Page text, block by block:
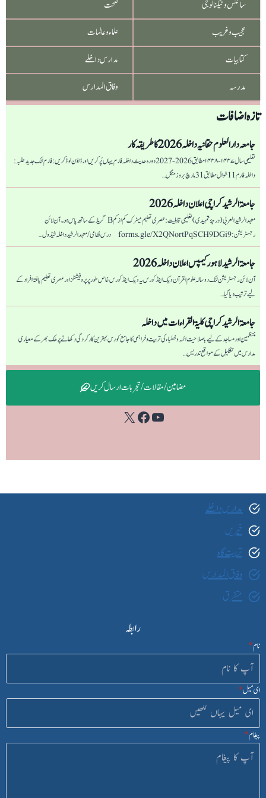
سائنس و ٹیکنالوجی
صحت
عجیب و غریب
علماء و عالمات
کتابیات
مدارس داخلے
مدرسہ
وفاق المدارس
تازہ اضافات
جامعہ دار العلوم حقانیہ داخلہ 2026 کا طریقہ کار
تعلیمی سال ۱۴۴۷-۱۴۴۸ مطابق 2026-2027 دورہ حدیث داخلہ فارم یہاں پُر کریں اور ڈاؤن لوڈ کریں: فارم لنک جدید طلبہ :
داخلہ فارم 11 شوال مطابق 31 مارچ بروز منگل…
جامعۃ الرشید کراچی اعلان داخلہ 2026
معہد الرشید العربی (درجۂ تمہیدی) تعلیمی قابلیت: عصری تعلیم میٹرک کم از کم B گریڈ کے ساتھ پاس ہو۔ آن لائن
رجسٹریشن: forms.gle/X2QNortPqSCH9DGi9 درس نظامی/ معہد الرشید داخلہ شیڈول…
جامعۃ الرشید لاہور کیمپس اعلان داخلہ 2026
آن لائن رجسٹریشن لنک دو سالہ علوم القرآن ویک اینڈ کورس یہ ویک اینڈ کورس خاص طور پر پروفیشنلز اور عصری تعلیم یافتہ افراد کے
لیے ترتیب دیا گیا…
جامعۃ الرشید کراچی كليۃ القراءات میں داخلہ
منتظمین اور مساجد کے لیے باصلاحیت ائمہ و خطباء کی تربیت و فراہمی کا جامع کورس بہترین کارکردگی دکھانے پر ملک بھر کے معیاری
مدارس میں تشکیل کے مواقع تدریس…
مضامین / مقالات / تجربات ارسال کریں
YouTube
Facebook
X
مدارس داخلے
خبریں
تربیت گاہ
وفاق المدارس
متفرق
رابطہ
نام*
ای میل*
پیغام*